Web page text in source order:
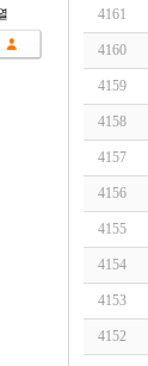
4161
4160
4159
4158
4157
4156
4155
4154
4153
4152